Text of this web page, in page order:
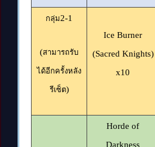
กลุ่ม2-1
(สามารถรับ
ได้อีกครั้งหลัง
รีเซ็ต)
Ice Burner
(Sacred Knights)
x10
Horde of
Darkness